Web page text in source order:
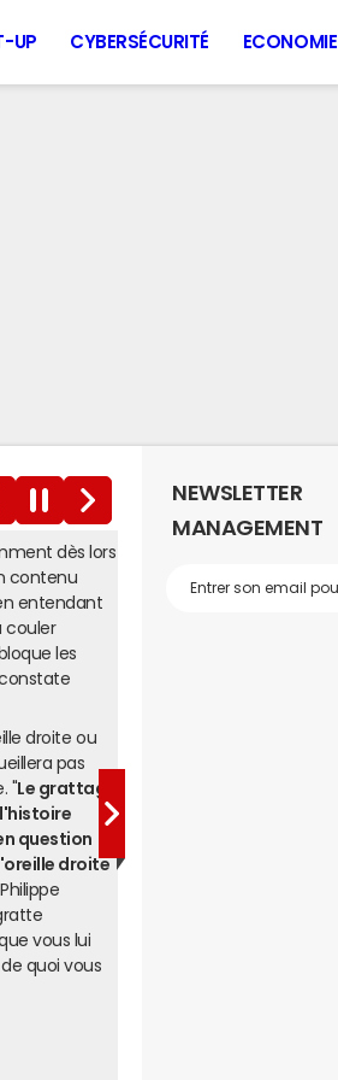
UP CYBERSÉCURITÉ ECONOMIE
dès lors
contenu
entendant
couler
les
droite ou
pas
" Le grattage
question
droite
vous lui
quoi vous
NEWSLETTER
MANAGEMENT